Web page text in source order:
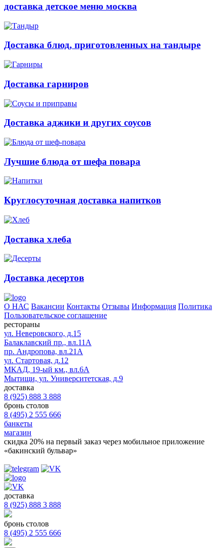
доставка детское меню москва
Доставка блюд, приготовленных на тандыре
Доставка гарниров
Доставка аджики и других соусов
Лучшие блюда от шефа повара
Круглосуточная доставка напитков
Доставка хлеба
Доставка десертов
О НАС Вакансии Контакты Отзывы Информация Политика
Пользовательское соглашение
рестораны
ул. Неверовского, д.15
Балаклавский пр., вл.11А
пр. Андропова, вл.21А
ул. Стартовая, д.12
МКАД, 19-ый км., вл.6А
Мытищи, ул. Университетская, д.9
доставка
8 (925) 888 3 888
бронь столов
8 (495) 2 555 666
банкеты
магазин
скидка 20% на первый заказ через мобильное приложение
«бакинский бульвар»
доставка
8 (925) 888 3 888
бронь столов
8 (495) 2 555 666